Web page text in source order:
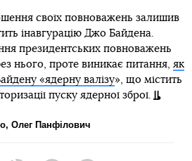
своїх повноважень залишив
інавгурацію Джо Байдена.
президентських повноважень
нього, проте виникає питання, як
«ядерну валізу», що містить
пуску ядерної зброї.
, Олег Панфілович